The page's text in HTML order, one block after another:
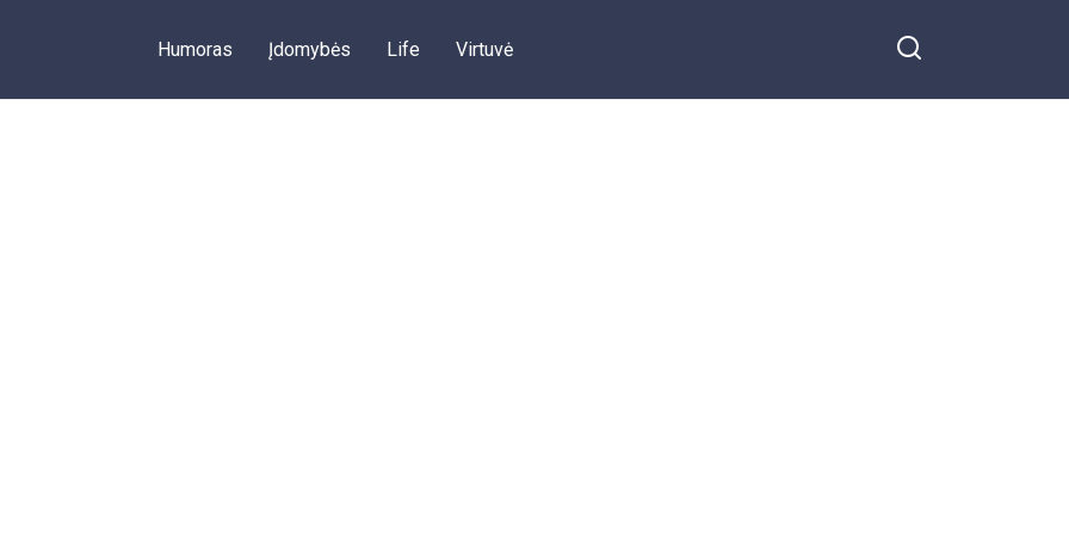
Humoras Įdomybės Life Virtuvė